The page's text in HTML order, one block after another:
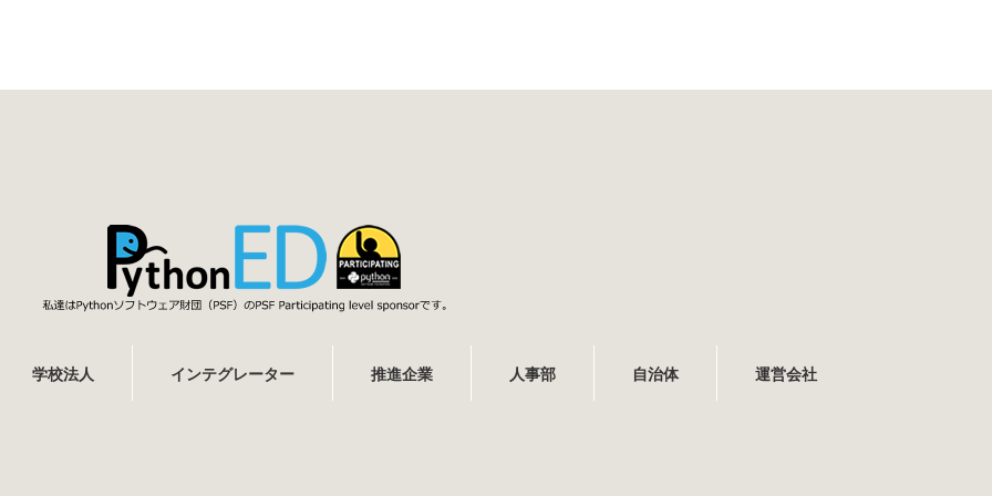
学校法人 インテグレーター 推進企業 人事部 自治体 運営会社